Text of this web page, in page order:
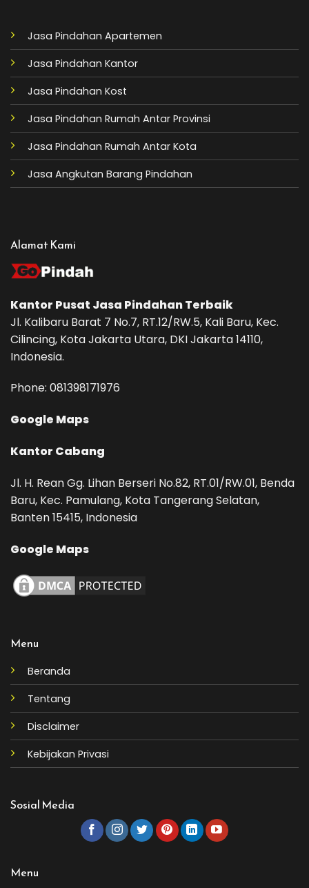
Jasa Pindahan Apartemen
Jasa Pindahan Kantor
Jasa Pindahan Kost
Jasa Pindahan Rumah Antar Provinsi
Jasa Pindahan Rumah Antar Kota
Jasa Angkutan Barang Pindahan
Alamat Kami
Kantor Pusat Jasa PindahanTerbaik
Jl. Kalibaru Barat 7 No.7, RT.12/RW.5, Kali Baru, Kec.
Cilincing, Kota Jakarta Utara, DKI Jakarta 14110,
Indonesia.
Phone: ‪081398171976‬
Google Maps
Kantor Cabang
Jl. H. Rean Gg. Lihan Berseri No.82, RT.01/RW.01, Benda
Baru, Kec. Pamulang, Kota Tangerang Selatan,
Banten 15415, Indonesia
Google Maps
Menu
Beranda
Tentang
Disclaimer
Kebijakan Privasi
Sosial Media
Menu